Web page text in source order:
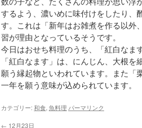
するよう、濃いめに味付けをしたり、
す。これは「新年はお雑煮を作る以外
習が理由となっているそうです。
今日はおせち料理のうち、「紅白なま
「紅白なます」は、にんじん、大根
願う縁起物といわれています。また「
一年を願う意味が込められています。
カテゴリー:和食, 魚料理 パーマリンク
← 12月23日